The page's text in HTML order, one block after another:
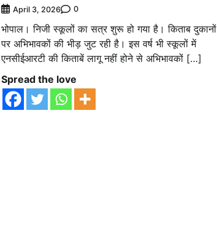
April 3, 2026 0
भोपाल। निजी स्कूलों का सत्र शुरू हो गया है। किताब दुकानों
पर अभिभावकों की भीड़ जुट रही है। इस वर्ष भी स्कूलों में
एनसीईआरटी की किताबें लागू नहीं होने से अभिभावकों […]
Spread the love